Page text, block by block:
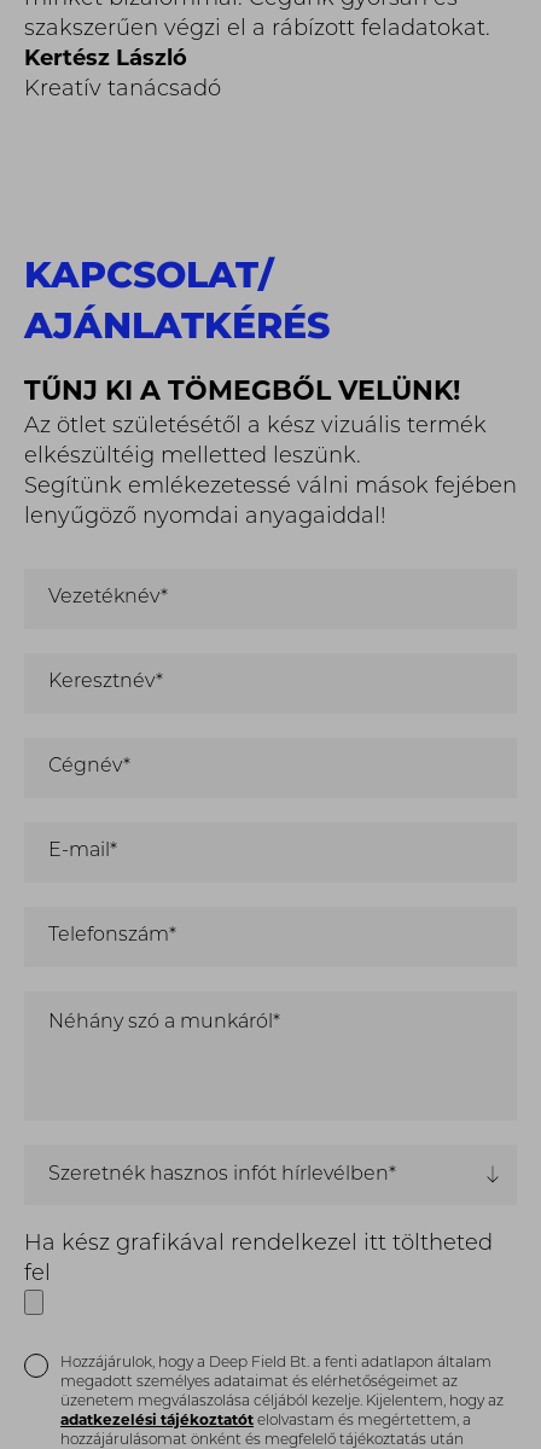
szakszerűen végzi el a rábízott feladatokat.
Kertész László
Kreatív tanácsadó
KAPCSOLAT/
AJÁNLATKÉRÉS
TŰNJ KI A TÖMEGBŐL VELÜNK!
Az ötlet születésétől a kész vizuális termék
elkészültéig melletted leszünk.
Segítünk emlékezetessé válni mások fejében
lenyűgöző nyomdai anyagaiddal!
Vezetéknév*
Keresztnév*
Cégnév*
E-mail*
Telefonszám*
Néhány szó a munkáról*
Szeretnék hasznos infót hírlevélben*
Ha kész grafikával rendelkezel itt töltheted
fel
Hozzájárulok, hogy a Deep Field Bt. a fenti adatlapon általam
megadott személyes adataimat és elérhetőségeimet az
üzenetem megválaszolása céljából kezelje. Kijelentem, hogy az
adatkezelési tájékoztatót elolvastam és megértettem, a
hozzájárulásomat önként és megfelelő tájékoztatás után